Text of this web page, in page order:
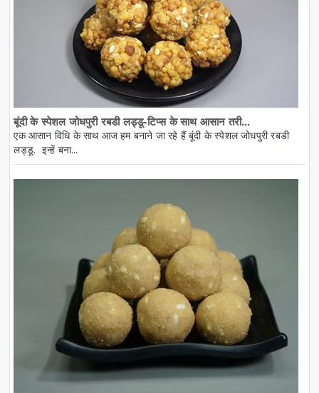
बूंदी के स्पेशल जोधपुरी रबडी लड्डू-टिप्स के साथ आसान तरी...
एक आसान विधि के साथ आज हम बनाने जा रहे हैं बूंदी के स्पेशल जोधपुरी रबडी
लड्डू. इन्हें बना...